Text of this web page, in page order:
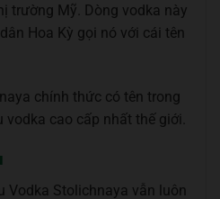
trường Mỹ. Dòng vodka này
Hoa Kỳ gọi nó với cái tên
chính thức có tên trong
cao cấp nhất thế giới.
Vodka Stolichnaya vẫn luôn